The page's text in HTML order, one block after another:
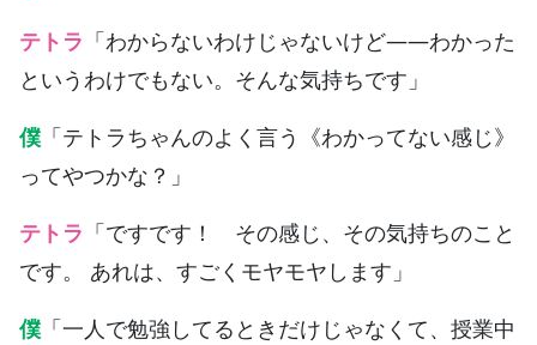
テトラ 「わからないわけじゃないけど——わかった
というわけでもない。そんな気持ちです」
僕 「テトラちゃんのよく言う《わかってない感じ》
ってやつかな？」
テトラ 「ですです！ その感じ、その気持ちのこと
です。 あれは、すごくモヤモヤします」
僕 「一人で勉強してるときだけじゃなくて、授業中